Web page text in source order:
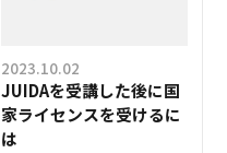
2023.10.02
JUIDAを受講した後に国
家ライセンスを受けるに
は